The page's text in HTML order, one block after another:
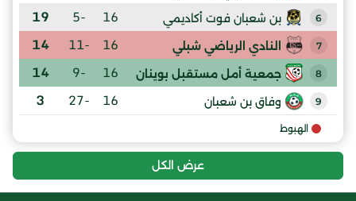
6 بن شعبان فوت أكاديمي 16
-5
19
7 النادي الرياضي شبلي 16
-11
14
8 جمعية أمل مستقبل بوينان 16
-9
14
9 وفاق بن شعبان 16
-27
3
الهبوط
عرض الكل